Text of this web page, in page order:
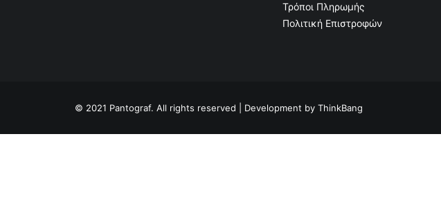
Τρόποι Πληρωμής
Πολιτική Επιστροφών
© 2021 Pantograf. All rights reserved | Development by ThinkBang